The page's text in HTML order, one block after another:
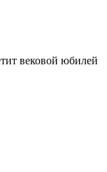
вековой юбилей